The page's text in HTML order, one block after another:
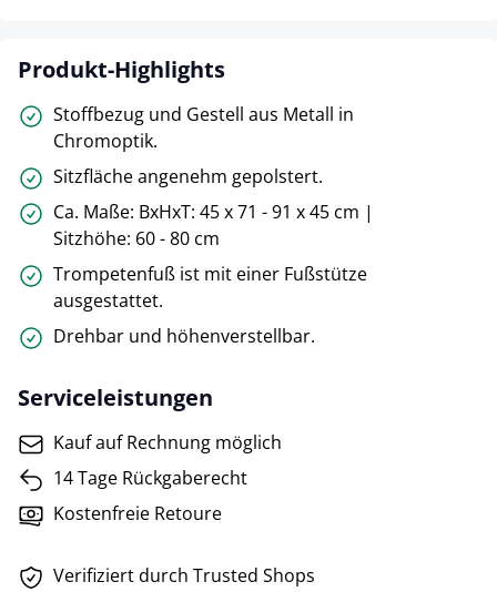
Produkt-Highlights
Stoffbezug und Gestell aus Metall in
Chromoptik.
Sitzfläche angenehm gepolstert.
Ca. Maße: BxHxT: 45 x 71 - 91 x 45 cm |
Sitzhöhe: 60 - 80 cm
Trompetenfuß ist mit einer Fußstütze
ausgestattet.
Drehbar und höhenverstellbar.
Serviceleistungen
Kauf auf Rechnung möglich
14 Tage Rückgaberecht
Kostenfreie Retoure
Verifiziert durch Trusted Shops